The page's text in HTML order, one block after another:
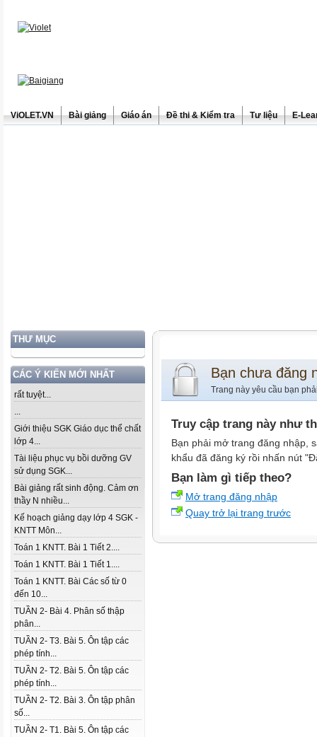
ViOLET.VN Bài giảng Giáo án Đề thi & Kiểm tra Tư liệu E-
THƯ MỤC
CÁC Ý KIẾN MỚI NHẤT
rất tuyệt...
...
Giới thiệu SGK Giáo dục thể chất
lớp 4...
Tài liệu phục vụ bồi dưỡng GV
sử dụng SGK...
Bài giảng rất sinh động. Cảm ơn
thầy N nhiều...
Kế hoạch giảng dạy lớp 4 SGK -
KNTT Môn...
Toán 1 KNTT. Bài 1 Tiết 2....
Toán 1 KNTT. Bài 1 Tiết 1....
Toán 1 KNTT. Bài Các số từ 0
đến 10...
TUẦN 2- Bài 4. Phân số thập
phân...
TUẦN 2- T3. Bài 5. Ôn tập các
phép tính...
TUẦN 2- T2. Bài 5. Ôn tập các
phép tính...
TUẦN 2- T2. Bài 3. Ôn tập phân
số...
TUẦN 2- T1. Bài 5. Ôn tập các
Bạn chưa đăng
Trang này yêu cầu bạn
Truy cập trang này như
Bạn phải mở trang đăng nhập,
khẩu đã đăng ký rồi nhấn nút
Bạn làm gì tiếp theo?
Mở trang đăng nhập
Quay trở lại trang trước